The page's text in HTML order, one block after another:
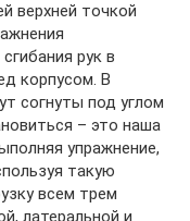
верхней точкой
рук в
корпусом. В
согнуты под углом
– это наша
упражнение,
такую
всем трем
латеральной и